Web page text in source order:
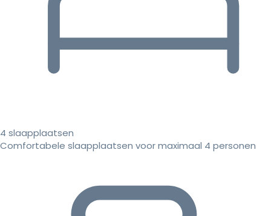
4 slaapplaatsen
Comfortabele slaapplaatsen voor maximaal 4 personen